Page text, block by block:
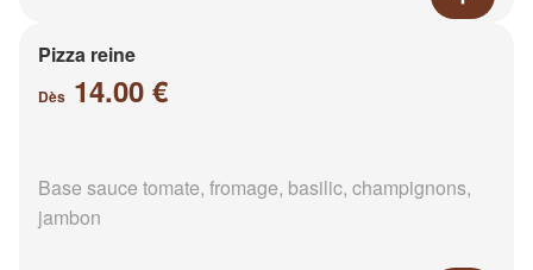
Pizza reine
Dès 14.00 €
Base sauce tomate, fromage, basilic, champignons,
jambon